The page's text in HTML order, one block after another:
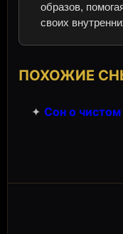
образов,
своих
ПОХОЖИЕ
✦ Сон о